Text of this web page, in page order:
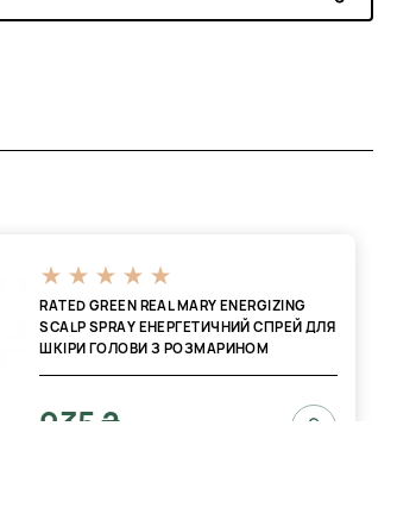
RATED GREEN REAL MARY ENERGIZING
SCALP SPRAY ЕНЕРГЕТИЧНИЙ СПРЕЙ ДЛЯ
ШКІРИ ГОЛОВИ З РОЗМАРИНОМ
935 ₴